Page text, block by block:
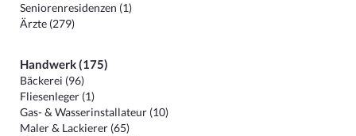
Seniorenresidenzen (1)
Ärzte (279)
Handwerk (175)
Bäckerei (96)
Fliesenleger (1)
Gas- & Wasserinstallateur (10)
Maler & Lackierer (65)